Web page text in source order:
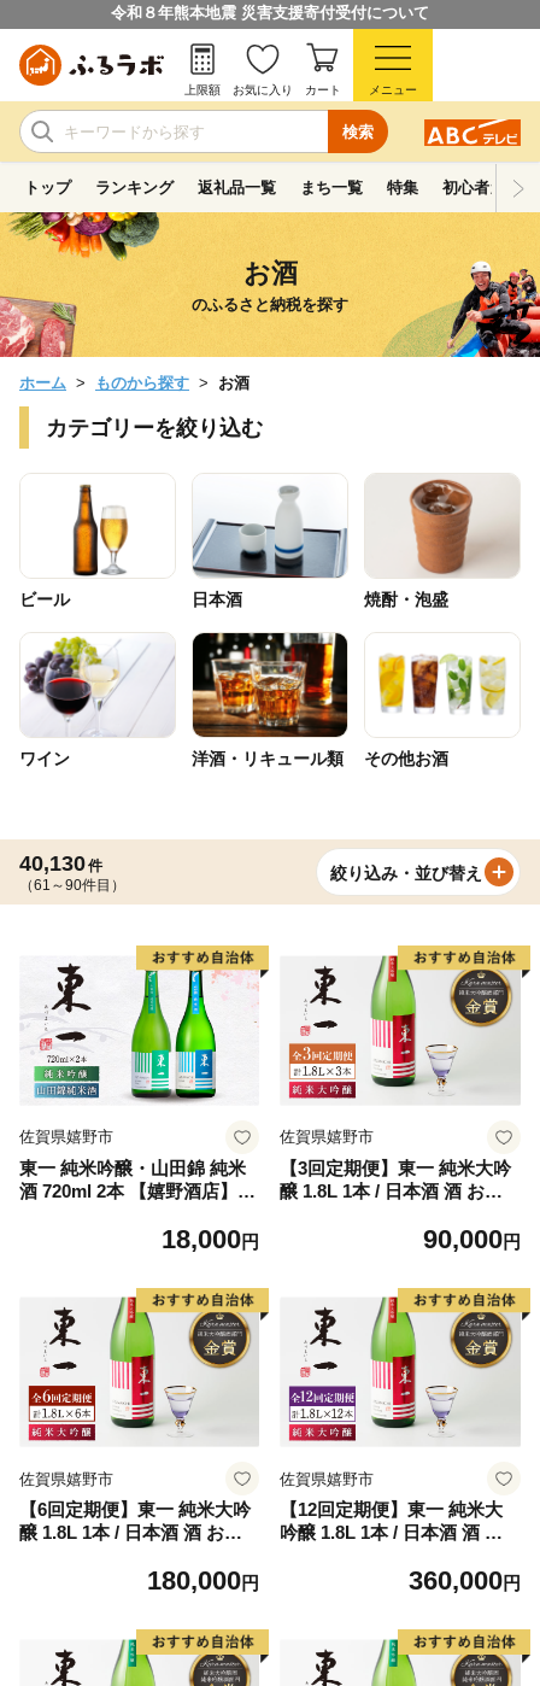
令和８年熊本地震 災害支援寄付受付について
検索
上限額 お気に入り カート メニュー
トップ ランキング 返礼品一覧 まち一覧 特集 初心者ガイド
お酒
のふるさと納税を探す
ホーム ものから探す お酒
カテゴリーを絞り込む
ビール 日本酒 焼酎・泡盛
ワイン 洋酒・リキュール類 その他お酒
40,130件
（61～90件目）
絞り込み・並び替え
佐賀県嬉野市
東一 純米吟醸・山田錦 純米
酒 720ml 2本 【嬉野酒店】
18,000円
佐賀県嬉野市
【3回定期便】東一 純米大吟
醸 1.8L 1本 / 日本酒 酒 お酒
90,000円
佐賀県嬉野市
【6回定期便】東一 純米大吟
醸 1.8L 1本 / 日本酒 酒 お酒
180,000円
佐賀県嬉野市
【12回定期便】東一 純米大
吟醸 1.8L 1本 / 日本酒 酒 お
360,000円